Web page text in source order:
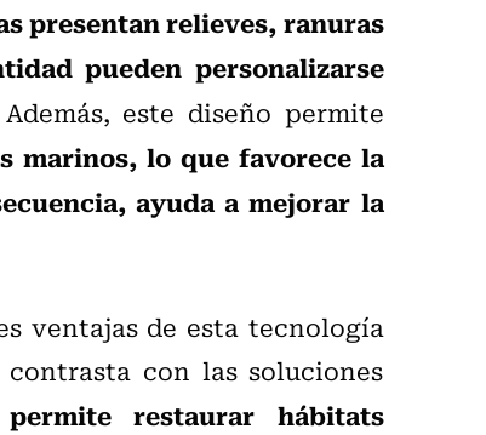
presentan relieves, ranuras
pueden personalizarse
este diseño permite
marinos, lo que favorece la
ayuda a mejorar la
ventajas de esta tecnología
con las soluciones
restaurar hábitats